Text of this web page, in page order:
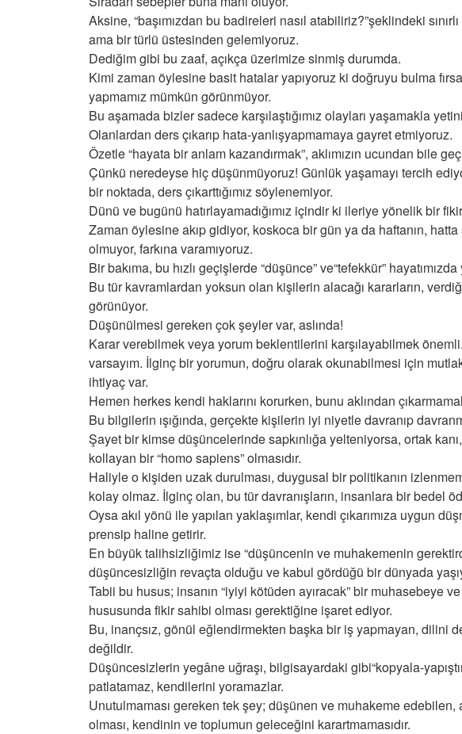
Aksine, “başımızdan bu badireleri nasıl atabiliriz?”şeklindeki
ama bir türlü üstesinden gelemiyoruz.
Dediğim gibi bu zaaf, açıkça üzerimize sinmiş durumda.
Kimi zaman öylesine basit hatalar yapıyoruz ki doğruyu bulma
yapmamız mümkün görünmüyor.
Bu aşamada bizler sadece karşılaştığımız olayları yaşamakla
Olanlardan ders çıkarıp hata-yanlışyapmamaya gayret etmiyoruz.
Özetle “hayata bir anlam kazandırmak”, aklımızın ucundan bile
Çünkü neredeyse hiç düşünmüyoruz! Günlük yaşamayı tercih
bir noktada, ders çıkarttığımız söylenemiyor.
Dünü ve bugünü hatırlayamadığımız içindir ki ileriye yönelik bir
Zaman öylesine akıp gidiyor, koskoca bir gün ya da haftanın,
olmuyor, farkına varamıyoruz.
Bir bakıma, bu hızlı geçişlerde “düşünce” ve“tefekkür”
Bu tür kavramlardan yoksun olan kişilerin alacağı kararların,
görünüyor.
Düşünülmesi gereken çok şeyler var, aslında!
Karar verebilmek veya yorum beklentilerini karşılayabilmek
varsayım. İlginç bir yorumun, doğru olarak okunabilmesi için
ihtiyaç var.
Hemen herkes kendi haklarını korurken, bunu aklından
Bu bilgilerin ışığında, gerçekte kişilerin iyi niyetle davranıp
Şayet bir kimse düşüncelerinde sapkınlığa yelteniyorsa, ortak
kollayan bir “homo sapiens” olmasıdır.
Haliyle o kişiden uzak durulması, duygusal bir politikanın
kolay olmaz. İlginç olan, bu tür davranışların, insanlara bir bedel
Oysa akıl yönü ile yapılan yaklaşımlar, kendi çıkarımıza uygun
prensip haline getirir.
En büyük talihsizliğimiz ise “düşüncenin ve muhakemenin
düşüncesizliğin revaçta olduğu ve kabul gördüğü bir dünyada
Tabii bu husus; insanın “iyiyi kötüden ayıracak” bir muhasebeye
hususunda fikir sahibi olması gerektiğine işaret ediyor.
Bu, inançsız, gönül eğlendirmekten başka bir iş yapmayan, dilini
değildir.
Düşüncesizlerin yegâne uğraşı, bilgisayardaki gibi“kopyala-
patlatamaz, kendilerini yoramazlar.
Unutulmaması gereken tek şey; düşünen ve muhakeme edebilen,
olması, kendinin ve toplumun geleceğini karartmamasıdır.